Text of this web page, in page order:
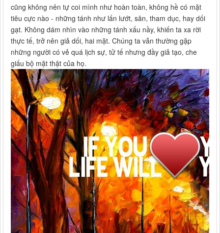
cũng không nên tự coi mình như hoàn toàn, không hề có mặt
tiêu cực nào - những tánh như lấn lướt, sân, tham dục, hay dối
gạt. Không dám nhìn vào những tánh xấu nầy, khiến ta xa rời
thực tế, trở nên giả dối, hai mặt. Chúng ta vẫn thường gặp
những người có vẻ quá lịch sự, tử tế nhưng đầy giả tạo, che
giấu bộ mặt thật của họ.